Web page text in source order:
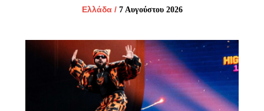
Ελλάδα/ 7 Αυγούστου 2026